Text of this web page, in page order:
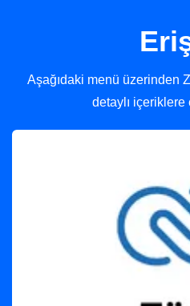
Aşağıdaki menü üzerinden
detaylı